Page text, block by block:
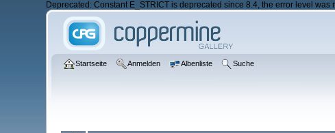
Deprecated: Constant E_STRICT is deprecated since 8.4, the error level
Startseite Anmelden Albenliste Suche